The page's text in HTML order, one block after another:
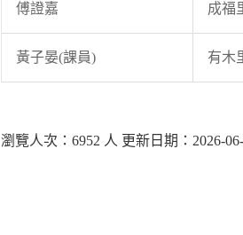
傅證嘉 成福
黃子晏(課員) 有木
瀏覽人次：6952 人 更新日期：2026-